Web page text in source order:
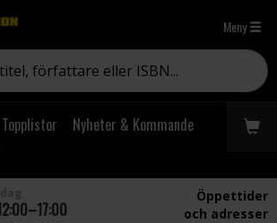
Meny
Nyheter & Kommande
Öppettider
och adresser